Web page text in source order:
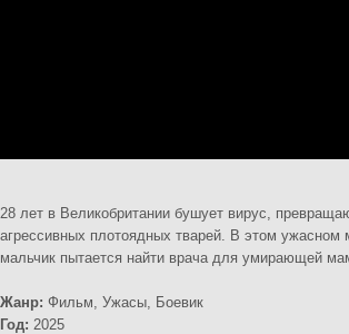
28 лет в Великобритании бушует вирус,
агрессивных плотоядных тварей. В этом ужасном
мальчик пытается найти врача для умирающей
Жанр: Фильм, Ужасы, Боевик
Год: 2025